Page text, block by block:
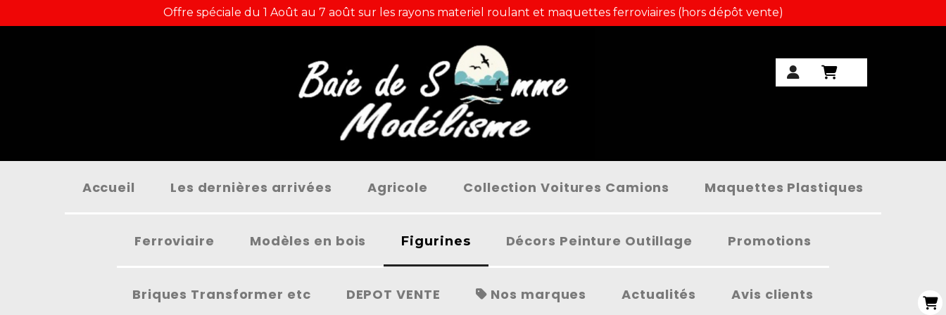
Offre spéciale du 1 Août au 7 août sur les rayons materiel roulant et maquettes ferroviaires (hors dépôt vente)
Accueil Les dernières arrivées Agricole Collection Voitures Camions Maquettes Plastiques
Ferroviaire Modèles en bois Figurines Décors Peinture Outillage Promotions
Briques Transformer etc DEPOT VENTE Nos marques Actualités Avis clients